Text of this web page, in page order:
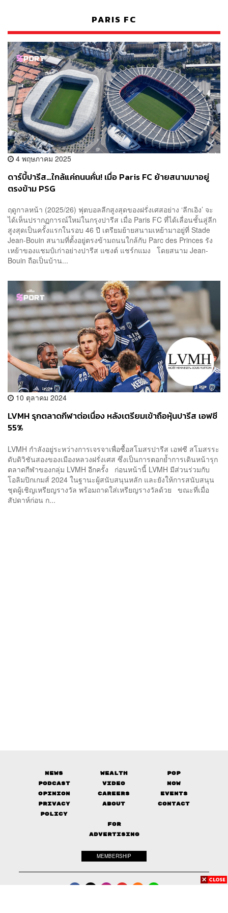
PARIS FC
4 พฤษภาคม 2025
ดาร์บี้ปารีส…ใกล้แค่ถนนคั่น! เมื่อ Paris FC ย้ายสนามมาอยู่
ตรงข้าม PSG
ฤดูกาลหน้า (2025/26) ฟุตบอลลีกสูงสุดของฝรั่งเศสอย่าง ‘ลีกเอิง’ จะ
ได้เห็นปรากฏการณ์ใหม่ในกรุงปารีส เมื่อ Paris FC ที่ได้เลื่อนชั้นสู่ลีก
สูงสุดเป็นครั้งแรกในรอบ 46 ปี เตรียมย้ายสนามเหย้ามาอยู่ที่ Stade
Jean-Bouin สนามที่ตั้งอยู่ตรงข้ามถนนใกล้กับ Parc des Princes รัง
เหย้าของแชมป์เก่าอย่างปารีส แซงต์ แชร์กแมง โดยสนาม Jean-
Bouin ถือเป็นบ้าน...
10 ตุลาคม 2024
LVMH รุกตลาดกีฬาต่อเนื่อง หลังเตรียมเข้าถือหุ้นปารีส เอฟซี
55%
LVMH กำลังอยู่ระหว่างการเจรจาเพื่อซื้อสโมสรปารีส เอฟซี สโมสรระ
ดับดิวิชันสองของเมืองหลวงฝรั่งเศส ซึ่งเป็นการตอกย้ำการเดินหน้ารุก
ตลาดกีฬาของกลุ่ม LVMH อีกครั้ง ก่อนหน้านี้ LVMH มีส่วนร่วมกับ
โอลิมปิกเกมส์ 2024 ในฐานะผู้สนับสนุนหลัก และยังให้การสนับสนุน
ชุดผู้เชิญเหรียญรางวัล พร้อมถาดใส่เหรียญรางวัลด้วย ขณะที่เมื่อ
สัปดาห์ก่อน ก...
News Wealth
Pop
Podcast
Video
Now
Opinion
Careers
Events
Privacy
Policy
About Contact
FOR
ADVERTISING
MEMBERSHIP